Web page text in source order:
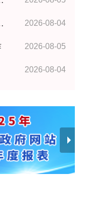
2026-08-04
2026-08-05
2026-08-04